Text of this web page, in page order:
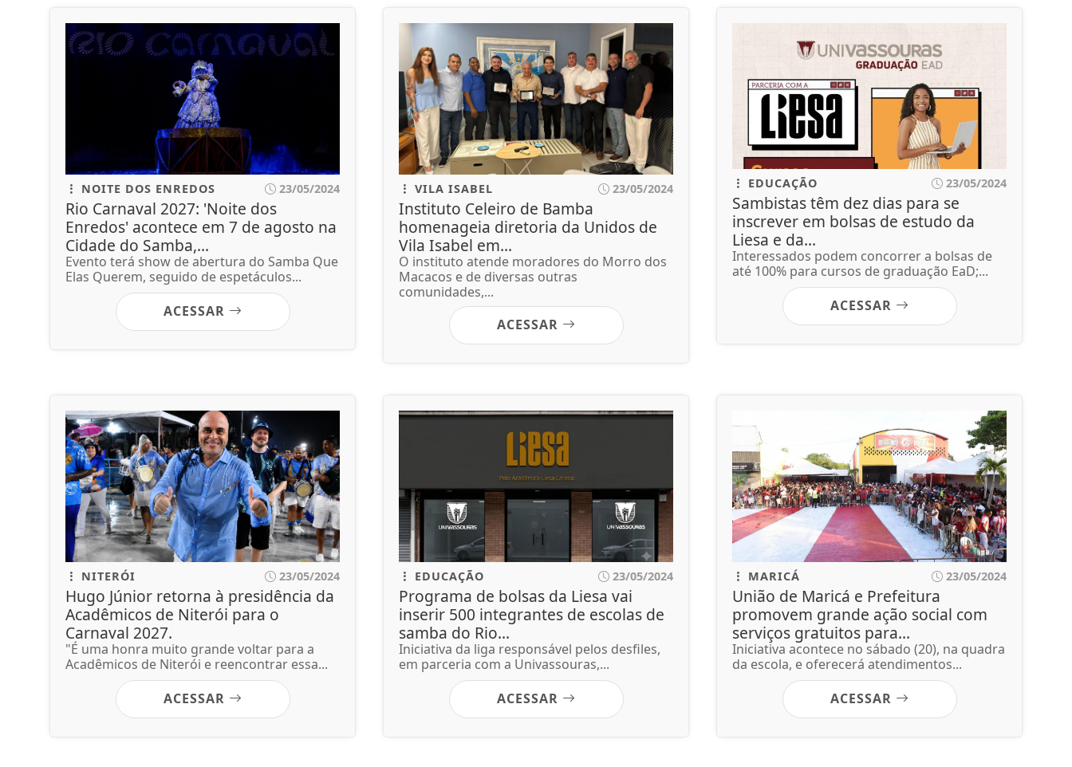
NOITE DOS ENREDOS 23/05/2024
Rio Carnaval 2027: 'Noite dos
Enredos' acontece em 7 de agosto na
Cidade do Samba,...
Evento terá show de abertura do Samba Que
Elas Querem, seguido de espetáculos...
ACESSAR
VILA ISABEL 23/05/2024
Instituto Celeiro de Bamba
homenageia diretoria da Unidos de
Vila Isabel em...
O instituto atende moradores do Morro dos
Macacos e de diversas outras
comunidades,...
ACESSAR
EDUCAÇÃO 23/05/2024
Sambistas têm dez dias para se
inscrever em bolsas de estudo da
Liesa e da...
Interessados podem concorrer a bolsas de
até 100% para cursos de graduação EaD;...
ACESSAR
NITERÓI 23/05/2024
Hugo Júnior retorna à presidência da
Acadêmicos de Niterói para o
Carnaval 2027.
"É uma honra muito grande voltar para a
Acadêmicos de Niterói e reencontrar essa...
ACESSAR
EDUCAÇÃO 23/05/2024
Programa de bolsas da Liesa vai
inserir 500 integrantes de escolas de
samba do Rio...
Iniciativa da liga responsável pelos desfiles,
em parceria com a Univassouras,...
ACESSAR
MARICÁ 23/05/2024
União de Maricá e Prefeitura
promovem grande ação social com
serviços gratuitos para...
Iniciativa acontece no sábado (20), na quadra
da escola, e oferecerá atendimentos...
ACESSAR